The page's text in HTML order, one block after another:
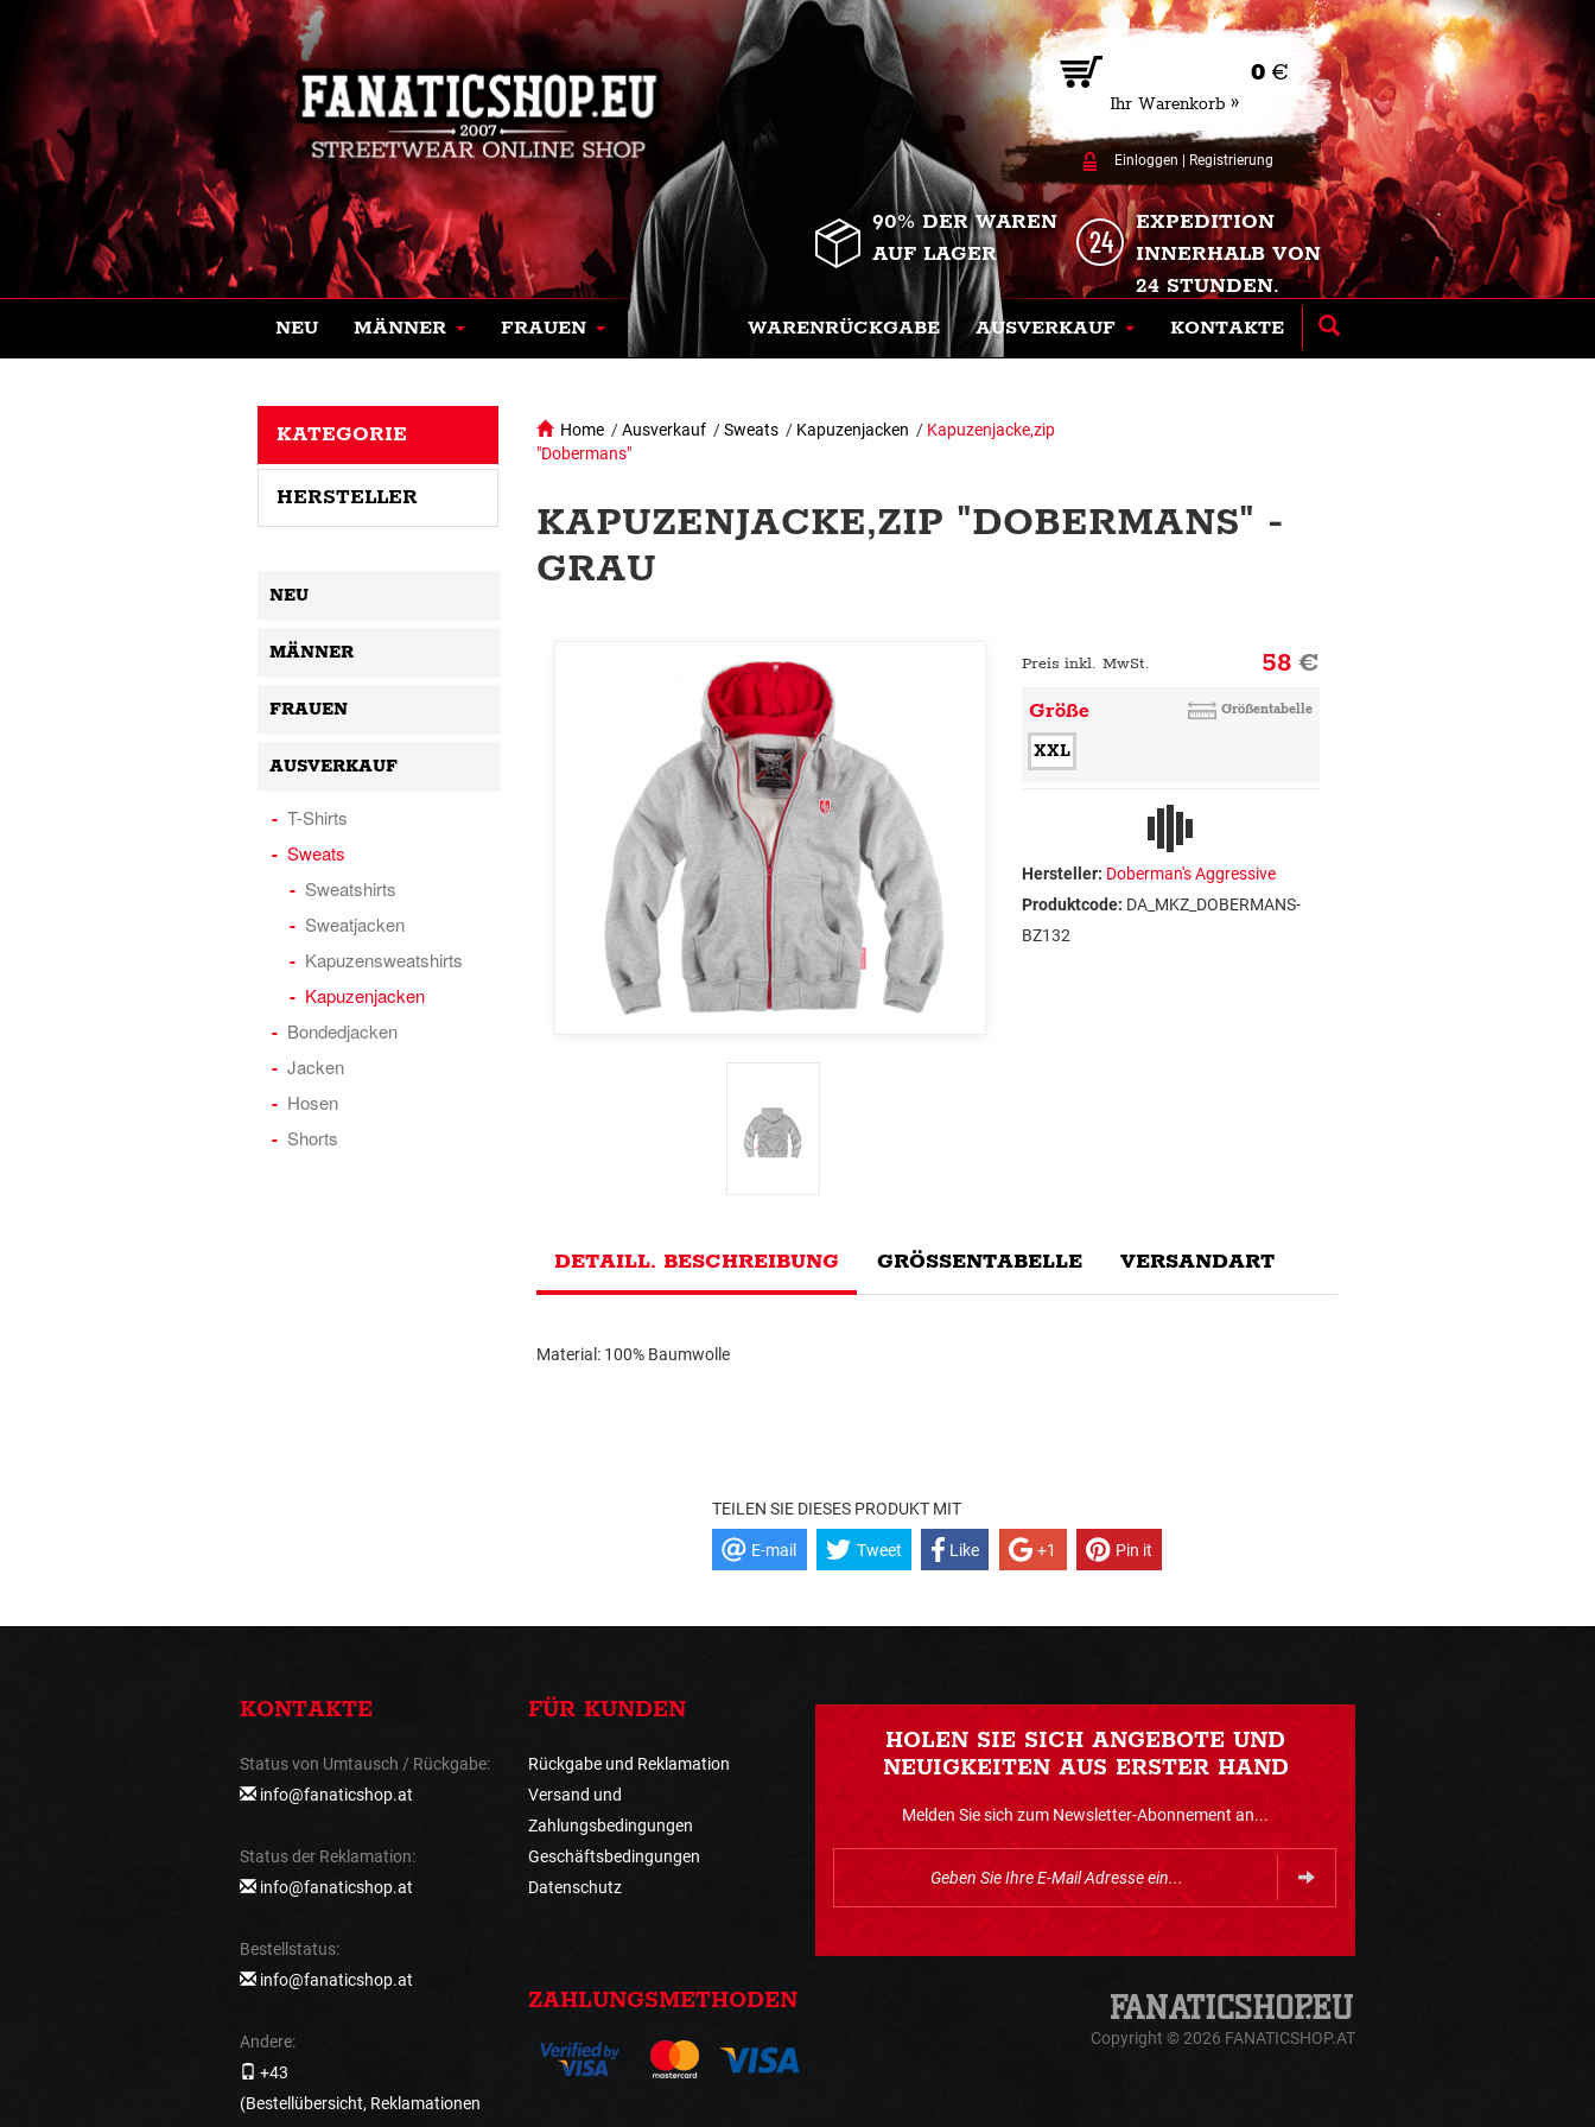
0 €
Ihr Warenkorb »
Einloggen Registrierung
90% DER WAREN
AUF LAGER
EXPEDITION
INNERHALB VON
24 STUNDEN.
NEU MÄNNER FRAUEN WARENRÜCKGABE AUSVERKAUF KONTAKTE
Home /Ausverkauf /Sweats / Kapuzenjacken / Kapuzenjacke,zip
"Dobermans"
KAPUZENJACKE,ZIP "DOBERMANS" -
GRAU
Preis inkl. MwSt. 58€
Größe Größentabelle
XXL
Hersteller: Doberman's Aggressive
Produktcode: DA_MKZ_DOBERMANS-
BZ132
DETAILL. BESCHREIBUNG GRÖSSENTABELLE VERSANDART
Material: 100% Baumwolle
TEILEN SIE DIESES PRODUKT MIT
E-mail Tweet Like +1 Pin it
KATEGORIE
HERSTELLER
NEU
MÄNNER
FRAUEN
AUSVERKAUF
T-Shirts
Sweats
Sweatshirts
Sweatjacken
Kapuzensweatshirts
Kapuzenjacken
Bondedjacken
Jacken
Hosen
Shorts
KONTAKTE
Status von Umtausch / Rückgabe:
info@fanaticshop.at
Status der Reklamation:
info@fanaticshop.at
Bestellstatus:
info@fanaticshop.at
Andere:
+43
(Bestellübersicht, Reklamationen
FÜR KUNDEN
Rückgabe und Reklamation
Versand und
Zahlungsbedingungen
Geschäftsbedingungen
Datenschutz
ZAHLUNGSMETHODEN
HOLEN SIE SICH ANGEBOTE UND
NEUIGKEITEN AUS ERSTER HAND
Melden Sie sich zum Newsletter-Abonnement an...
Copyright © 2026 FANATICSHOP.AT